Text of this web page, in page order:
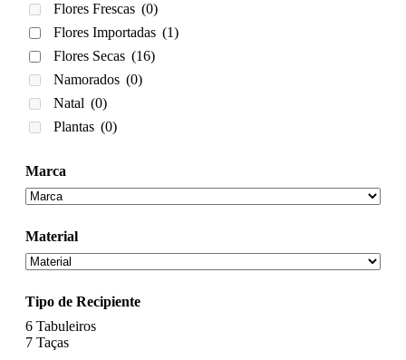
Flores Frescas (0)
Flores Importadas (1)
Flores Secas (16)
Namorados (0)
Natal (0)
Plantas (0)
Marca
Material
Tipo de Recipiente
6 Tabuleiros
7 Taças